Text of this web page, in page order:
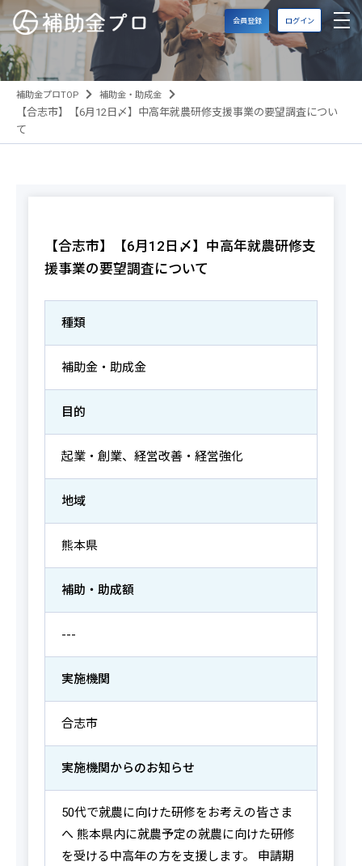
会員登録 ログイン
補助金プロTOP 補助金・助成金
【合志市】【6月12日〆】中高年就農研修支援事業の要望調査につい
て
【合志市】【6月12日〆】中高年就農研修支
援事業の要望調査について
種類
補助金・助成金
目的
起業・創業、経営改善・経営強化
地域
熊本県
補助・助成額
---
実施機関
合志市
実施機関からのお知らせ
50代で就農に向けた研修をお考えの皆さま
へ 熊本県内に就農予定の就農に向けた研修
を受ける中高年の方を支援します。 申請期